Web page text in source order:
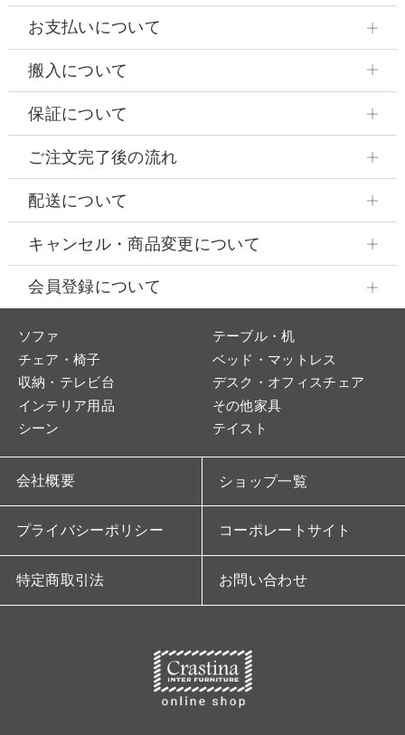
お支払いについて
搬入について
保証について
ご注文完了後の流れ
配送について
キャンセル・商品変更について
会員登録について
会社概要 ショップ一覧
プライバシーポリシー コーポレートサイト
特定商取引法 お問い合わせ
ソファ
テーブル・机
チェア・椅子
ベッド・マットレス
収納・テレビ台
デスク・オフィスチェア
インテリア用品
その他家具
シーン
テイスト